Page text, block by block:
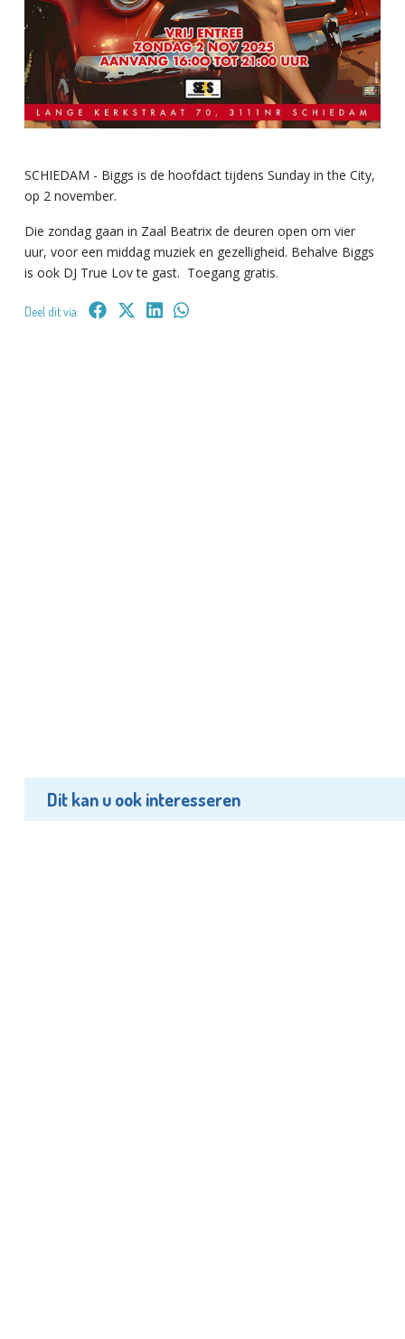
SCHIEDAM - Biggs is de hoofdact tijdens Sunday in the City,
op 2 november.
Die zondag gaan in Zaal Beatrix de deuren open om vier
uur, voor een middag muziek en gezelligheid. Behalve Biggs
is ook DJ True Lov te gast. Toegang gratis.
Deel dit via:
Dit kan u ook interesseren